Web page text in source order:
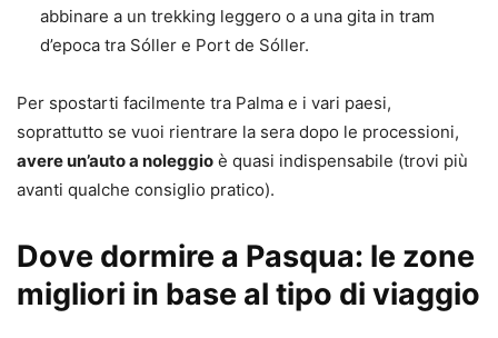
abbinare a un trekking leggero o a una gita in tram
d’epoca tra Sóller e Port de Sóller.
Per spostarti facilmente tra Palma e i vari paesi,
soprattutto se vuoi rientrare la sera dopo le processioni,
avere un’auto a noleggio è quasi indispensabile (trovi più
avanti qualche consiglio pratico).
Dove dormire a Pasqua: le zone
migliori in base al tipo di viaggio